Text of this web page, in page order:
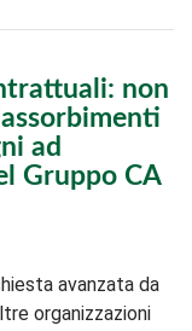
non
ad
Gruppo CA
avanzata da
organizzazioni